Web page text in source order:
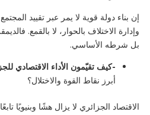
إن بناء دولة قوية لا يمر عبر تقييد
وإدارة الاختلاف بالحوار، لا بالقمع.
بل شرطه الأساسي.
-كيف تقيّمون الأداء الاقتصادي
أبرز نقاط القوة والاختلال؟
الاقتصاد الجزائري لا يزال هشًا وبنيويًا